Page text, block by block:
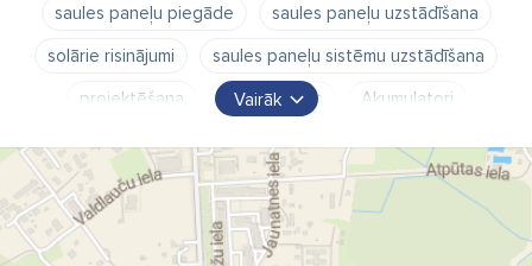
saules paneļu piegāde
saules paneļu uzstādīšana
solārie risinājumi
saules paneļu sistēmu uzstādīšana
projektēšana
konsultācijas
Akumulatori
backup sistēmas
nepārtrauktās barošanas sistēma
off-grid sistēmas
beztīkla saules paneļu sistēmas
Vairāk